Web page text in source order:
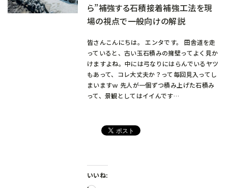
ら”補強する石積接着補強工法を現
場の視点で一般向けの解説
皆さんこんにちは。 エンタです。 田舎道を走
っていると、古い玉石積みの擁壁ってよく見か
けますよね。中には弓なりにはらんでいるヤツ
もあって、コレ大丈夫か？って毎回見入ってし
まいますｗ 先人が一個ずつ積み上げた石積み
って、景観としてはイイんです…
いいね: